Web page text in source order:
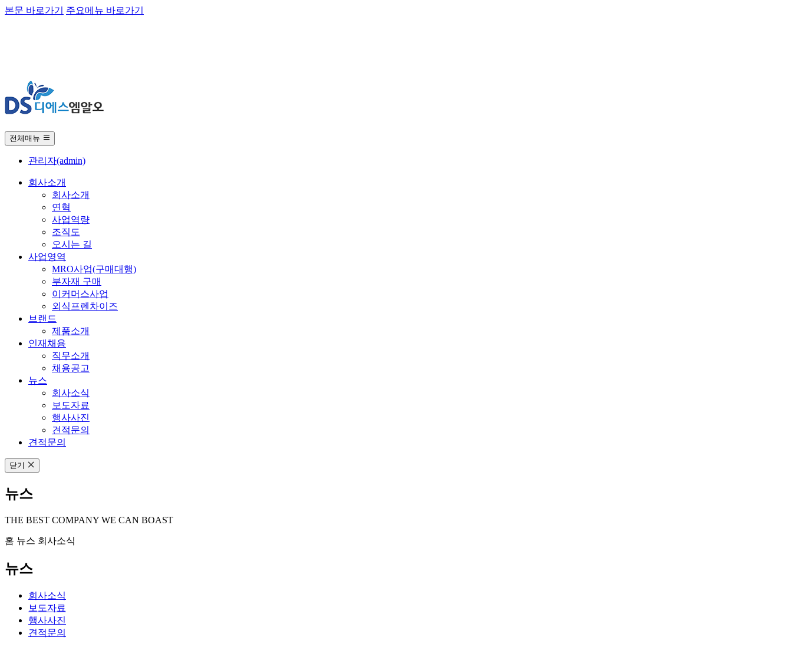
본문 바로가기 주요메뉴 바로가기
전체매뉴
관리자(admin)
회사소개
회사소개
연혁
사업역량
조직도
오시는 길
사업영역
MRO사업(구매대행)
부자재 구매
이커머스사업
외식프렌차이즈
브랜드
제품소개
인재채용
직무소개
채용공고
뉴스
회사소식
보도자료
행사사진
견적문의
견적문의
닫기
뉴스
THE BEST COMPANY WE CAN BOAST
홈 뉴스 회사소식
뉴스
회사소식
보도자료
행사사진
견적문의